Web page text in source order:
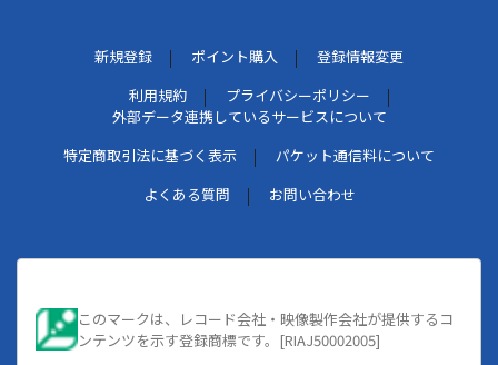
新規登録 ポイント購入
登録情報変更
利用規約
プライバシーポリシー
外部データ連携しているサービスについて
特定商取引法に基づく表示
パケット通信料について
よくある質問
お問い合わせ
このマークは、レコード会社・映像製作会社が提供するコ
ンテンツを示す登録商標です。[RIAJ50002005]